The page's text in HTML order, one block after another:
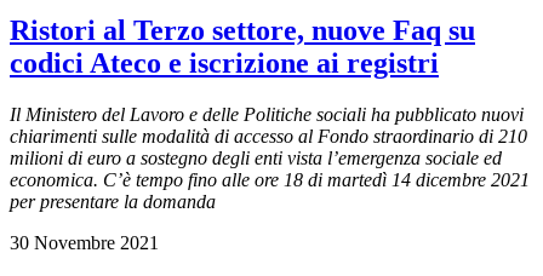
Ristori al Terzo settore, nuove Faq su
codici Ateco e iscrizione ai registri
Il Ministero del Lavoro e delle Politiche sociali ha pubblicato nuovi
chiarimenti sulle modalità di accesso al Fondo straordinario di 210
milioni di euro a sostegno degli enti vista l’emergenza sociale ed
economica. C’è tempo fino alle ore 18 di martedì 14 dicembre 2021
per presentare la domanda
30 Novembre 2021